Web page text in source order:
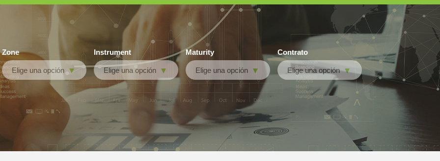
Zone
Elige una opción
Instrument
Elige una opción
Maturity
Elige una opción
Contrato
Elige una opción